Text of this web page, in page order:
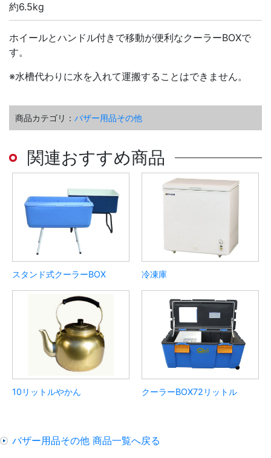
約6.5kg
ホイールとハンドル付きで移動が便利なクーラーBOXで
す。
※水槽代わりに水を入れて運搬することはできません。
商品カテゴリ： バザー用品その他
関連おすすめ商品
スタンド式クーラーBOX 冷凍庫
10リットルやかん クーラーBOX72リットル
バザー用品その他 商品一覧へ戻る